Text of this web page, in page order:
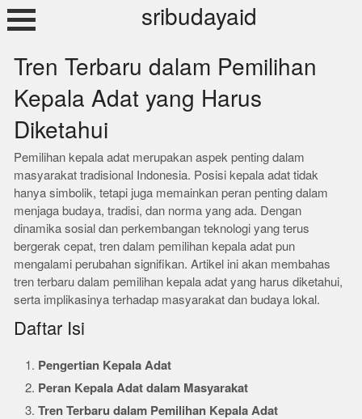
Skip
to
sribudayaid
Tren Terbaru dalam Pemilihan
Kepala Adat yang Harus
Diketahui
Pemilihan kepala adat merupakan aspek penting dalam
masyarakat tradisional Indonesia. Posisi kepala adat tidak
hanya simbolik, tetapi juga memainkan peran penting dalam
menjaga budaya, tradisi, dan norma yang ada. Dengan
dinamika sosial dan perkembangan teknologi yang terus
bergerak cepat, tren dalam pemilihan kepala adat pun
mengalami perubahan signifikan. Artikel ini akan membahas
tren terbaru dalam pemilihan kepala adat yang harus diketahui,
serta implikasinya terhadap masyarakat dan budaya lokal.
Daftar Isi
Pengertian Kepala Adat
Peran Kepala Adat dalam Masyarakat
Tren Terbaru dalam Pemilihan Kepala Adat